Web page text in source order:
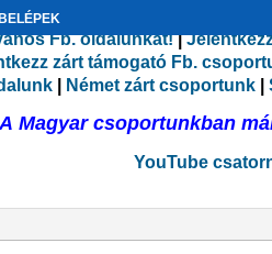
BELÉPEK
Fb. oldalunkat!|
zárt támogató Fb.
Német zárt csoportunk
A Magyar csoportunkban
YouTube